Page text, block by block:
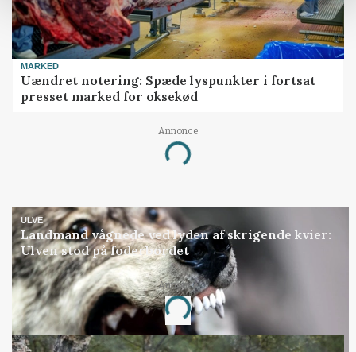
MARKED
Uændret notering: Spæde lyspunkter i fortsat
presset marked for oksekød
Annonce
Loading...
ULVE
Landmand vågnede ved lyden af skrigende kvier:
Ulven stod på foderbordet
Annonce
Loading...